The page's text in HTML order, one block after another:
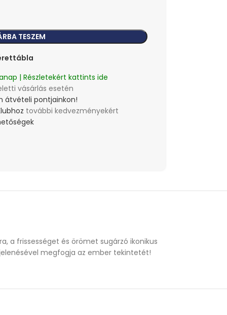
TESZEM
| Részletekért kattints ide
vásárlás esetén
átvételi pontjainkon!
további kedvezményekért
a frissességet és örömet sugárzó ikonikus
megfogja az ember tekintetét!